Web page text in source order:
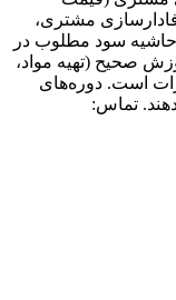
مشتری،
سود مطلوب در
صحیح (تهیه مواد،
است. دوره‌های
تماس: